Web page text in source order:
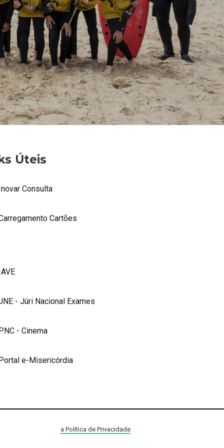
Úteis
Consulta
Cartões
- Júri Nacional Exames
- Cinema
e-Misericórdia
a Política de Privacidade